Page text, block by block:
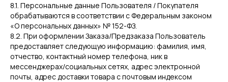
8.1. Персональные данные Пользователя / Покупателя
обрабатываются в соответствии с Федеральным законом
«О персональных данных» № 152-ФЗ.
8.2. При оформлении Заказа/Предзаказа Пользователь
предоставляет следующую информацию: фамилия, имя,
отчество, контактный номер телефона, ник в
мессенджерах/социальных сетях, адрес электронной
почты, адрес доставки товара с почтовым индексом